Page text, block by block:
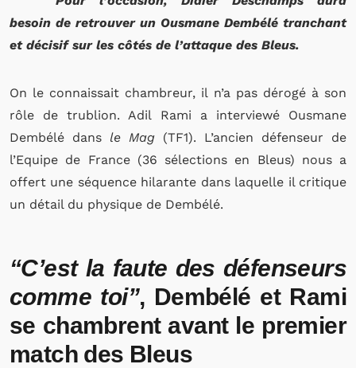
besoin de retrouver un Ousmane Dembélé tranchant
et décisif sur les côtés de l’attaque des Bleus.
On le connaissait chambreur, il n’a pas dérogé à son
rôle de trublion. Adil Rami a interviewé Ousmane
Dembélé dans le Mag (TF1). L’ancien défenseur de
l’Equipe de France (36 sélections en Bleus) nous a
offert une séquence hilarante dans laquelle il critique
un détail du physique de Dembélé.
“C’est la faute des défenseurs
comme toi”, Dembélé et Rami
se chambrent avant le premier
match des Bleus